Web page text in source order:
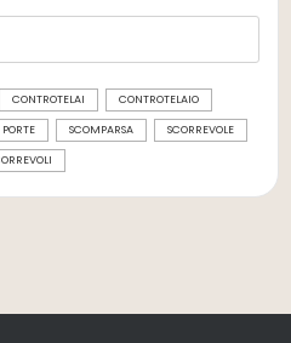
CONTROTELAI CONTROTELAIO
PORTE SCOMPARSA SCORREVOLE